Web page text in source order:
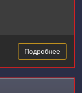
Подробнее